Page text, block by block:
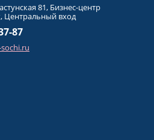
81, Бизнес-центр
Центральный вход
87